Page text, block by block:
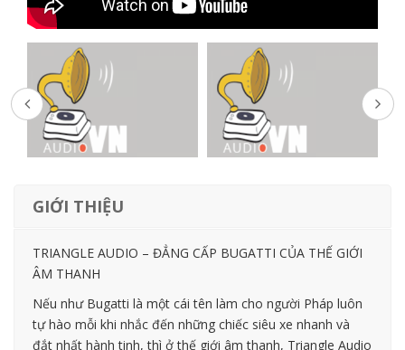
GIỚI THIỆU
TRIANGLE AUDIO – ĐẲNG CẤP BUGATTI CỦA THẾ GIỚI
ÂM THANH
Nếu như Bugatti là một cái tên làm cho người Pháp luôn
tự hào mỗi khi nhắc đến những chiếc siêu xe nhanh và
đắt nhất hành tinh, thì ở thế giới âm thanh, Triangle Audio